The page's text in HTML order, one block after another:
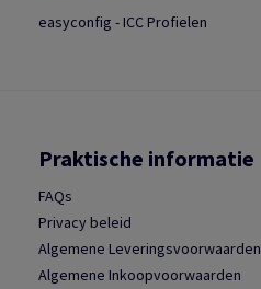
easyconfig - ICC Profielen
Praktische informatie
FAQs
Privacy beleid
Algemene Leveringsvoorwaarden
Algemene Inkoopvoorwaarden